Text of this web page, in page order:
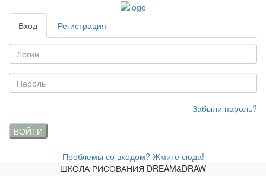
Вход Регистрация
Забыли пароль?
ВОЙТИ
Проблемы со входом? Жмите сюда!
ШКОЛА РИСОВАНИЯ DREAM&DRAW